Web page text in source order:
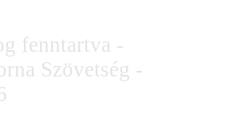
fenntartva -
Szövetség -